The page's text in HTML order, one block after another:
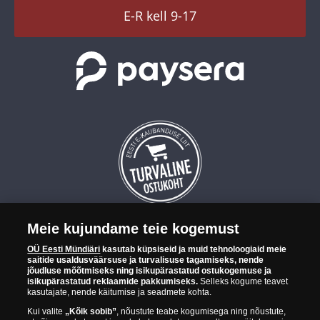
E-R kell 9-17
OÜ Eesti Mündiäri on maailma tuntumate rahapajade
kollektsioonimüntide ja -medalite levitaja Eestis. OÜ Eesti Mündiäri
kuulub ettevõttele "Samlerhuset Group“.
Euroopa ühel suuremal mündilevitajate grupil "Samlerhuset
Group" on allüksused 14 Euroopa riigis. Ettevõtete grupile kuulub
Norra vanim, endine riiklik rahapaja, mis tegutseb alates 1686.
Meie kujundame teie kogemust
OÜ Eesti Mündiäri kasutab küpsiseid ja muid tehnoloogiaid meie
saitide usaldusväärsuse ja turvalisuse tagamiseks, nende
jõudluse mõõtmiseks ning isikupärastatud ostukogemuse ja
isikupärastatud reklaamide pakkumiseks. Selleks kogume teavet
kasutajate, nende käitumise ja seadmete kohta.
Kui valite „Kõik sobib”, nõustute teabe kogumisega ning nõustute,